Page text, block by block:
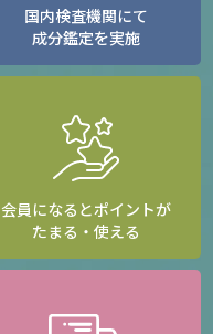
国内検査機関にて
成分鑑定を実施
会員になるとポイントが
たまる・使える